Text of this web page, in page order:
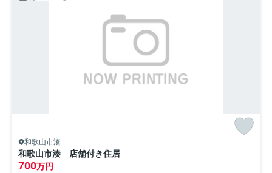
和歌山市湊
和歌山市湊 店舗付き住居
700万円